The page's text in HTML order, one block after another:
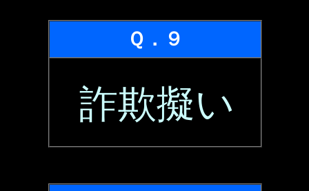
Ｑ．９
詐欺擬い